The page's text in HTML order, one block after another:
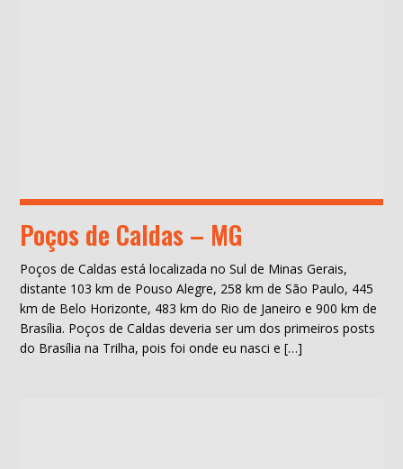
Poços de Caldas – MG
Poços de Caldas está localizada no Sul de Minas Gerais,
distante 103 km de Pouso Alegre, 258 km de São Paulo, 445
km de Belo Horizonte, 483 km do Rio de Janeiro e 900 km de
Brasília. Poços de Caldas deveria ser um dos primeiros posts
do Brasília na Trilha, pois foi onde eu nasci e […]